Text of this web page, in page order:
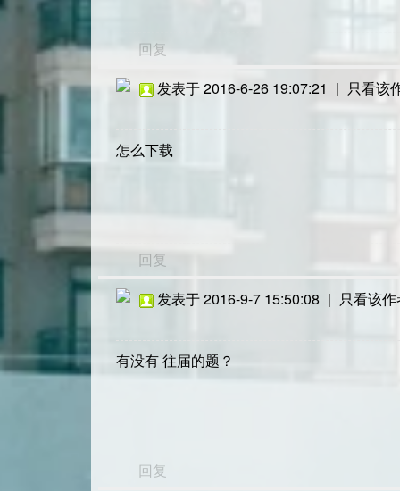
回复
发表于 2016-6-26 19:07:21 | 只看该
怎么下载
回复
发表于 2016-9-7 15:50:08 | 只看该
有没有 往届的题？
回复